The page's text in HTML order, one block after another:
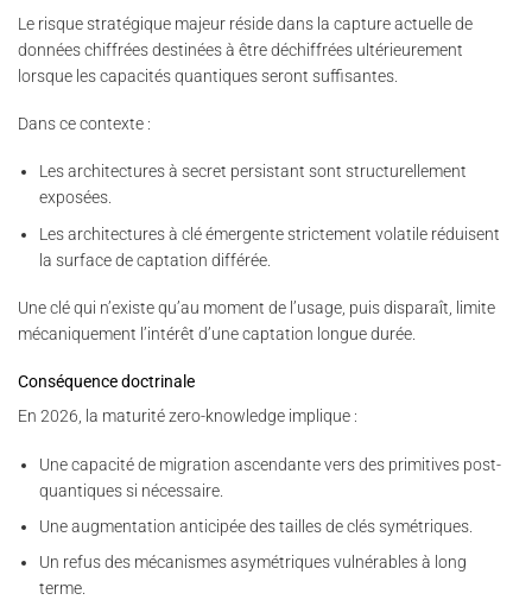
Le risque stratégique majeur réside dans la capture actuelle de
données chiffrées destinées à être déchiffrées ultérieurement
lorsque les capacités quantiques seront suffisantes.
Dans ce contexte :
Les architectures à secret persistant sont structurellement
exposées.
Les architectures à clé émergente strictement volatile réduisent
la surface de captation différée.
Une clé qui n’existe qu’au moment de l’usage, puis disparaît, limite
mécaniquement l’intérêt d’une captation longue durée.
Conséquence doctrinale
En 2026, la maturité zero-knowledge implique :
Une capacité de migration ascendante vers des primitives post-
quantiques si nécessaire.
Une augmentation anticipée des tailles de clés symétriques.
Un refus des mécanismes asymétriques vulnérables à long
terme.